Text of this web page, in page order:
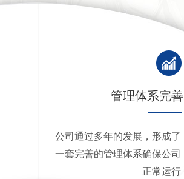
管理体系完善
公司通过多年的发展，形成了
一套完善的管理体系确保公司
正常运行